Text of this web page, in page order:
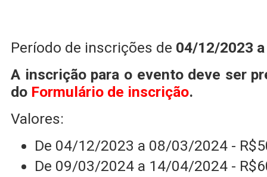
Período de inscrições de 04/12/2023
A inscrição para o evento deve ser
do Formulário de inscrição.
Valores:
De 04/12/2023 a 08/03/2024 -
De 09/03/2024 a 14/04/2024 -